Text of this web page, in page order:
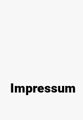
Impressum